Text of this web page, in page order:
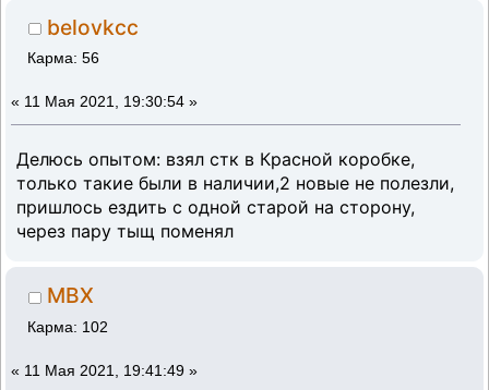
belovkcc
Карма: 56
« 11 Мая 2021, 19:30:54 »
Делюсь опытом: взял стк в Красной коробке,
только такие были в наличии,2 новые не полезли,
пришлось ездить с одной старой на сторону,
через пару тыщ поменял
MBX
Карма: 102
« 11 Мая 2021, 19:41:49 »